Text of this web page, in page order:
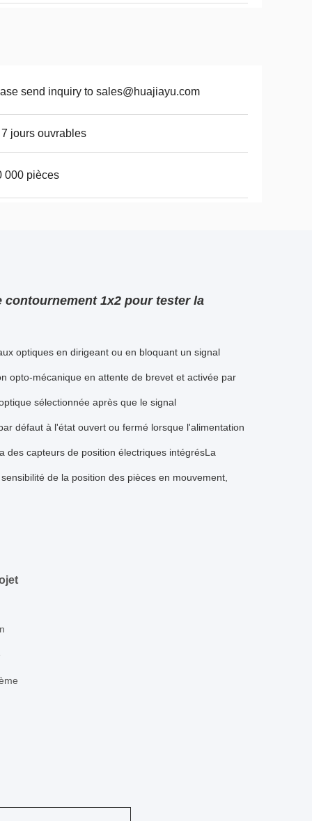
send inquiry to sales@huajiayu.com
jours ouvrables
000 pièces
1x2 pour tester la
optiques en dirigeant ou en bloquant un signal
opto-mécanique en attente de brevet et activée par
sélectionnée après que le signal
défaut à l'état ouvert ou fermé lorsque l'alimentation
des capteurs de position électriques intégrésLa
de la position des pièces en mouvement,